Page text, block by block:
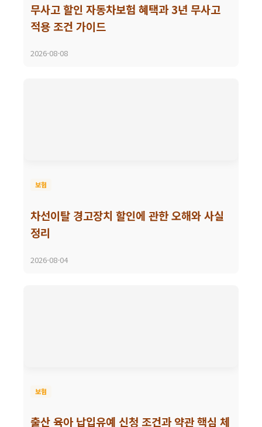
무사고 할인 자동차보험 혜택과 3년 무사고
적용 조건 가이드
2026-08-08
보험
차선이탈 경고장치 할인에 관한 오해와 사실
정리
2026-08-04
보험
출산 육아 납입유예 신청 조건과 약관 핵심 체